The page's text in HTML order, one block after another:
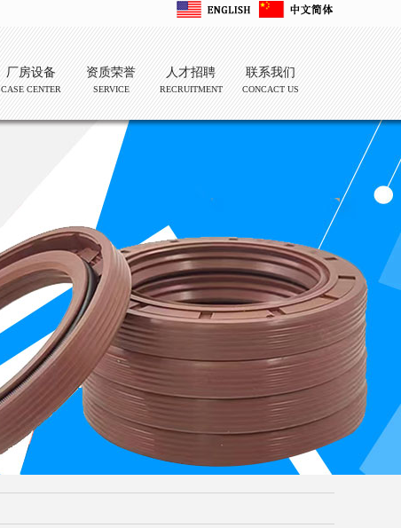
厂房设备
CASE CENTER
资质荣誉
SERVICE
人才招聘
RECRUITMENT
联系我们
CONCACT US